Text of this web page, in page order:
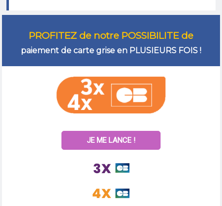
PROFITEZ de notre POSSIBILITE de
paiement de carte grise en PLUSIEURS FOIS !
JE ME LANCE !